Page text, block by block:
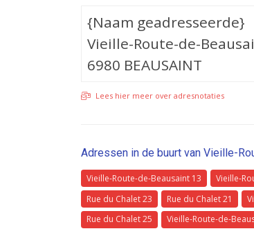
{Naam geadresseerde}
Vieille-Route-de-
6980 BEAUSAINT
Lees hier meer over adresnotaties
Adressen in de buurt van Vieille-
Vieille-Route-de-Beausaint 13 Vieille-
Rue du Chalet 23
Rue du Chalet 21
Rue du Chalet 25
Vieille-Route-de-